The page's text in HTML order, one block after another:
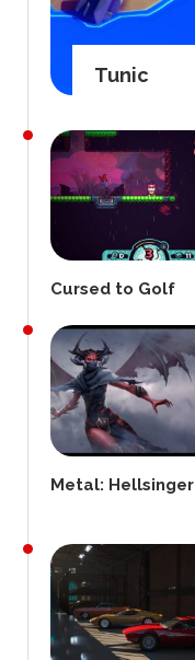
Tunic
Cursed to Golf
Metal: Hellsinger